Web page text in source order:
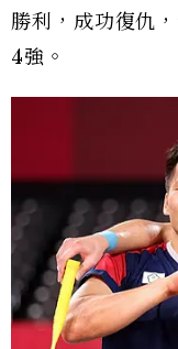
勝利，成功復仇
4強。